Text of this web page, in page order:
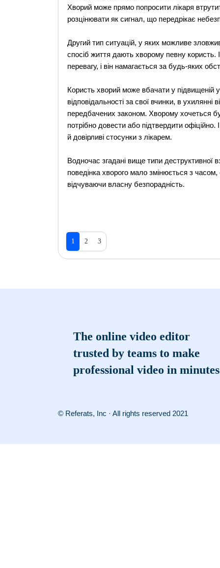
Хворий може прямо попросити лікаря
розцінювати як сигнал, що передрікає
Другий тип ситуацій, у яких можливе
спосіб життя дають хворому певну
перевагу, і він намагається за будь-яких
Користь хворий може вбачати у підвищеній
відповідальності за свої вчинки, в ухилянні
передбачених законом. Хворому хочеться
потрібно довести або підтвердити офіційно.
й довірливі стосунки з лікарем.
Водночас згадані вище типи деструктивної
поведінка хворого мало змінюється з
відчуваючи власну безпорадність.
1 2 3
The online video editor
trusted by teams to make
professional video in minutes
© Referats, Inc · All rights reserved 2021